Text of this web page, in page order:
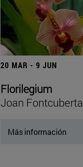
20 MAR - 9 JUN
Florilegium
Joan Fontcuberta
Más información